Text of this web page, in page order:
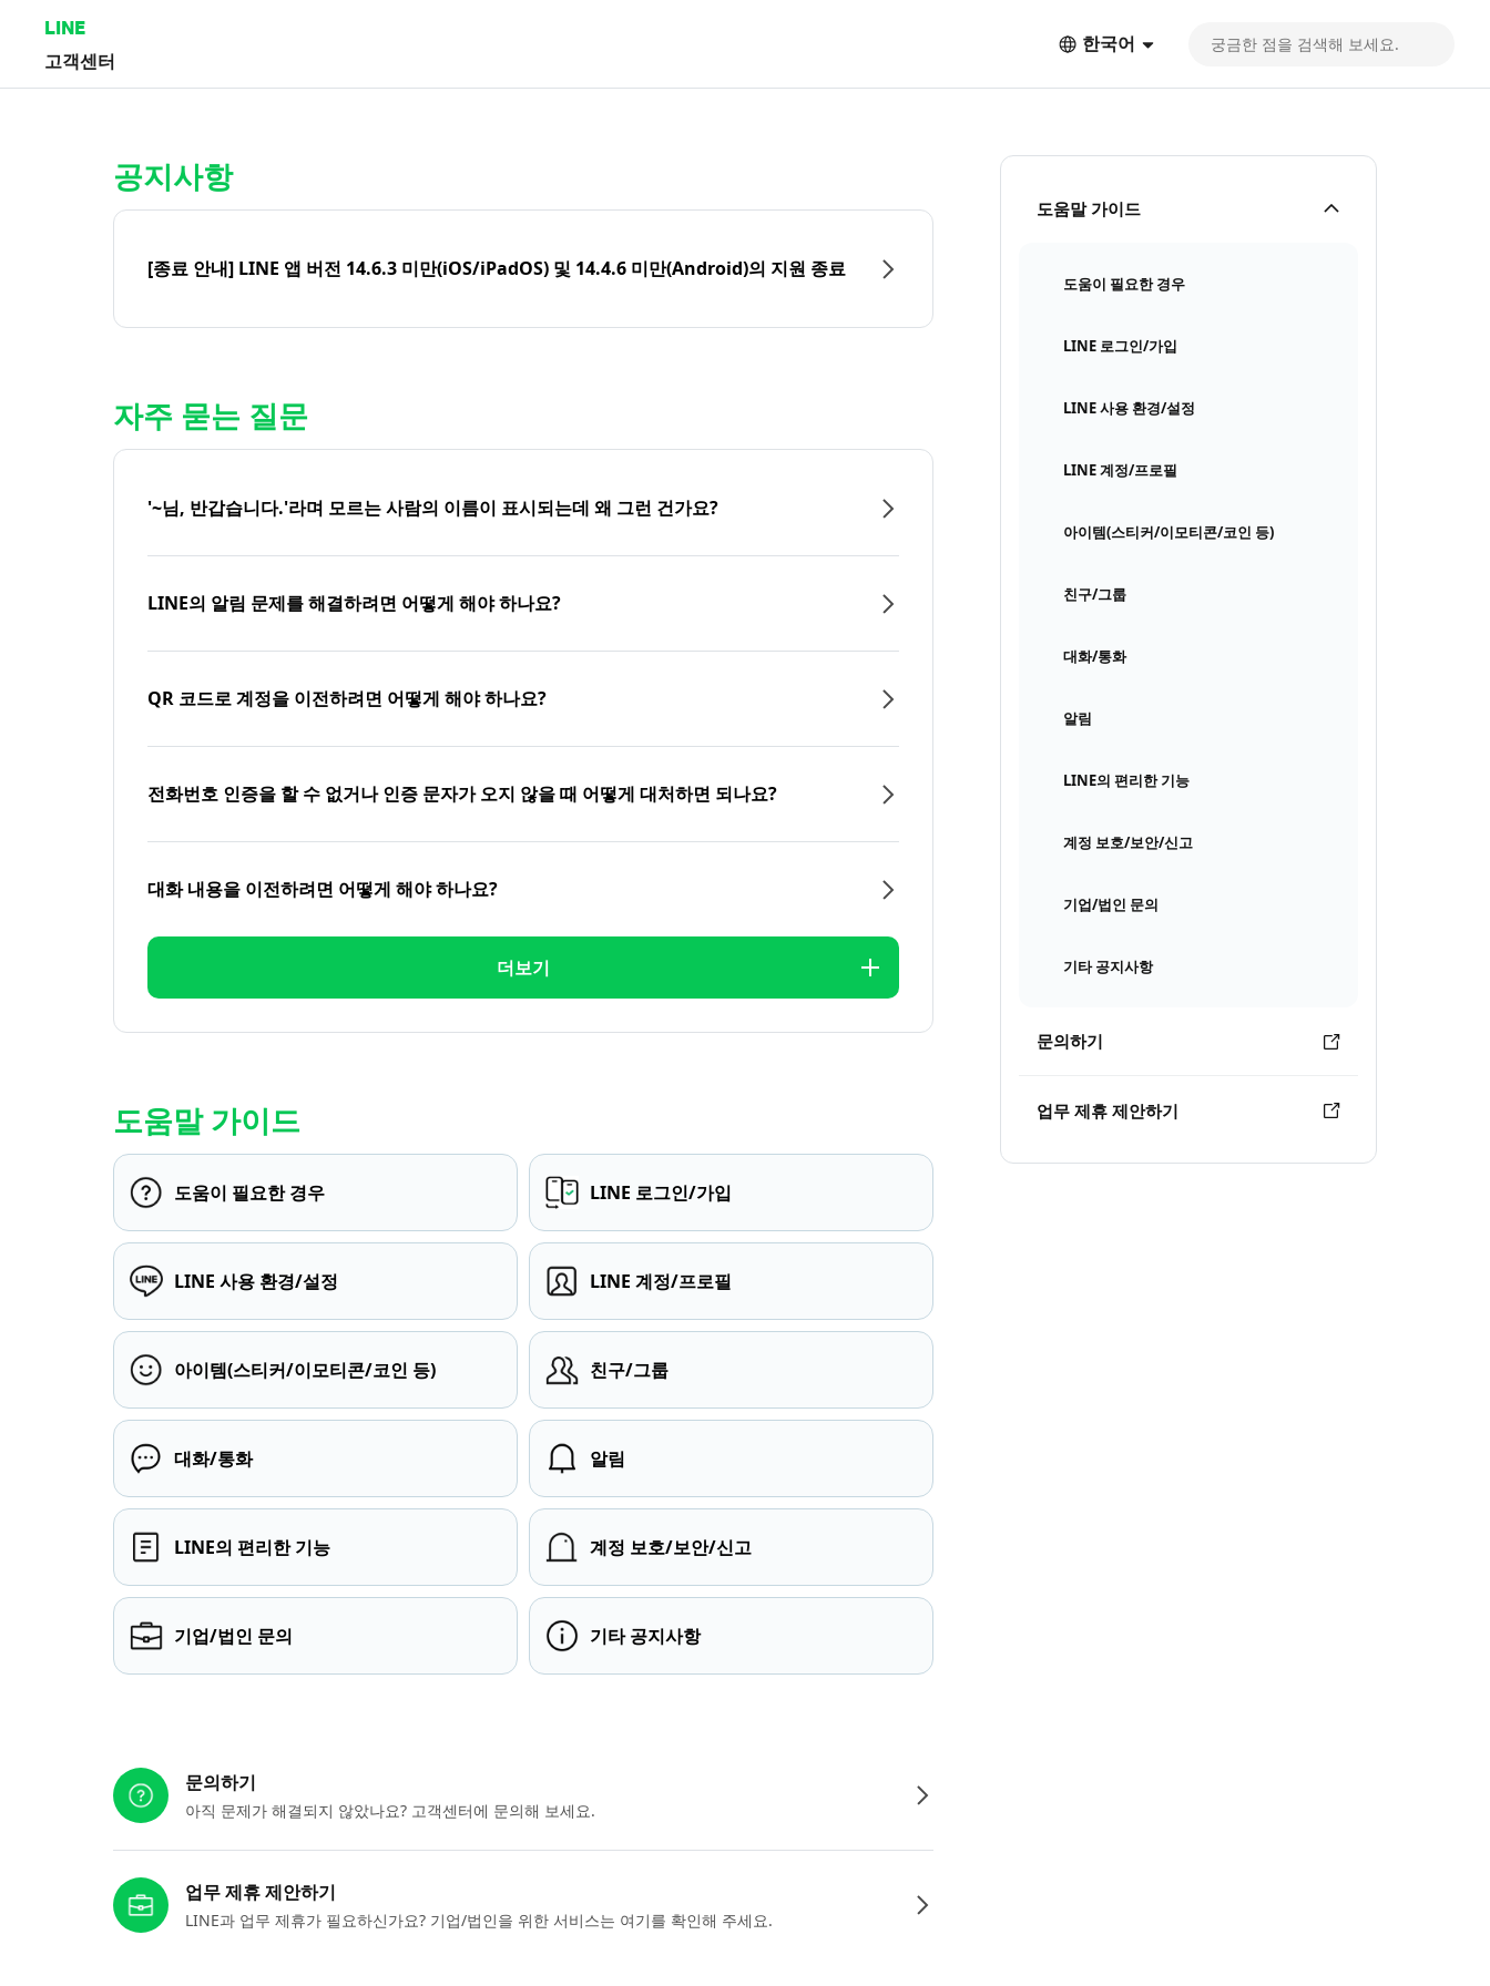
LINE
고객센터
한국어
도움말 가이드
도움이 필요한 경우
LINE 로그인/가입
LINE 사용 환경/설정
LINE 계정/프로필
아이템(스티커/이모티콘/코인 등)
친구/그룹
대화/통화
알림
LINE의 편리한 기능
계정 보호/보안/신고
기업/법인 문의
기타 공지사항
문의하기
업무 제휴 제안하기
공지사항
[종료 안내] LINE 앱 버전 14.6.3 미만(iOS/iPadOS) 및 14.4.6 미만(Android)의 지원 종료
자주 묻는 질문
'~님, 반갑습니다.'라며 모르는 사람의 이름이 표시되는데 왜 그런 건가요?
LINE의 알림 문제를 해결하려면 어떻게 해야 하나요?
QR 코드로 계정을 이전하려면 어떻게 해야 하나요?
전화번호 인증을 할 수 없거나 인증 문자가 오지 않을 때 어떻게 대처하면 되나요?
대화 내용을 이전하려면 어떻게 해야 하나요?
더보기
도움말 가이드
도움이 필요한 경우 LINE 로그인/가입
LINE 사용 환경/설정 LINE 계정/프로필
아이템(스티커/이모티콘/코인 등) 친구/그룹
대화/통화 알림
LINE의 편리한 기능 계정 보호/보안/신고
기업/법인 문의 기타 공지사항
문의하기
아직 문제가 해결되지 않았나요? 고객센터에 문의해 보세요.
업무 제휴 제안하기
LINE과 업무 제휴가 필요하신가요? 기업/법인을 위한 서비스는 여기를 확인해 주세요.